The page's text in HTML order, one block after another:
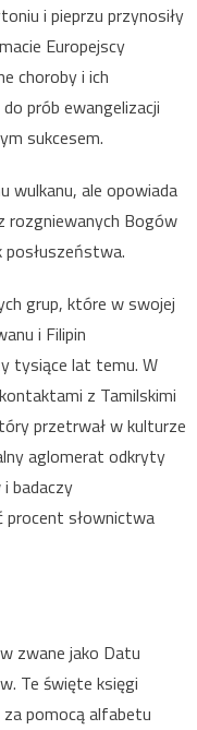
i pieprzu przynosiły
Europejscy
choroby i ich
prób ewangelizacji
sukcesem.
wulkanu, ale opowiada
rozgniewanych Bogów
posłuszeństwa.
grup, które w swojej
i Filipin
tysiące lat temu. W
z Tamilskimi
przetrwał w kulturze
aglomerat odkryty
badaczy
procent słownictwa
zwane jako Datu
Te święte księgi
pomocą alfabetu